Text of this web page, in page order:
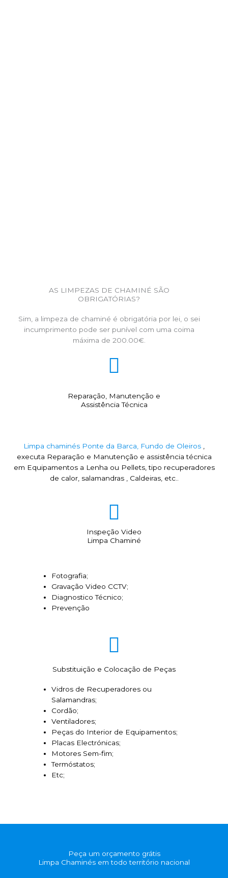
AS LIMPEZAS DE CHAMINÉ SÃO
OBRIGATÓRIAS?
Sim, a limpeza de chaminé é obrigatória por lei, o sei
incumprimento pode ser punível com uma coima
máxima de 200.00€.
Reparação, Manutenção e
Assistência Técnica
Limpa chaminés Ponte da Barca, Fundo de Oleiros ,
executa Reparação e Manutenção e assistência técnica
em Equipamentos a Lenha ou Pellets, tipo recuperadores
de calor, salamandras , Caldeiras, etc..
Inspeção Video
Limpa Chaminé
Fotografia;
Gravação Video CCTV;
Diagnostico Técnico;
Prevenção
Substituição e Colocação de Peças
Vidros de Recuperadores ou
Salamandras;
Cordão;
Ventiladores;
Peças do Interior de Equipamentos;
Placas Electrónicas;
Motores Sem-fim;
Termóstatos;
Etc;
Peça um orçamento grátis
Limpa Chaminés em todo território nacional